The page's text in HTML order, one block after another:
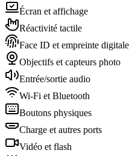
Écran et affichage
Réactivité tactile
Face ID et empreinte digitale
Objectifs et capteurs photo
Entrée/sortie audio
Wi-Fi et Bluetooth
Boutons physiques
Charge et autres ports
Vidéo et flash